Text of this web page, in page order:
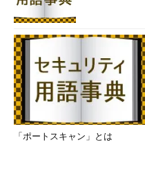
「ポートスキャン」とは